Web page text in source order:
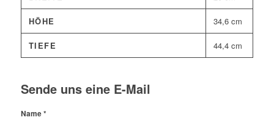
HÖHE 34,6 cm
TIEFE 44,4 cm
Sende uns eine E-Mail
Name*